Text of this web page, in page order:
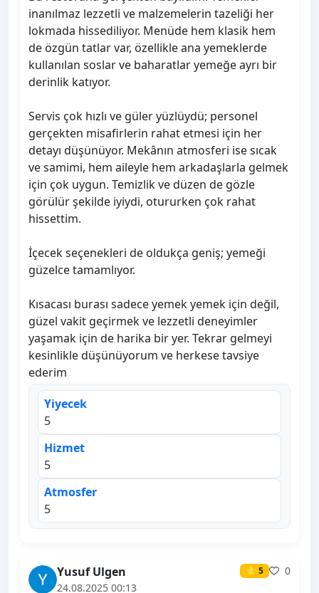
inanılmaz lezzetli ve malzemelerin tazeliği her
lokmada hissediliyor. Menüde hem klasik hem
de özgün tatlar var, özellikle ana yemeklerde
kullanılan soslar ve baharatlar yemeğe ayrı bir
derinlik katıyor.
Servis çok hızlı ve güler yüzlüydü; personel
gerçekten misafirlerin rahat etmesi için her
detayı düşünüyor. Mekânın atmosferi ise sıcak
ve samimi, hem aileyle hem arkadaşlarla gelmek
için çok uygun. Temizlik ve düzen de gözle
görülür şekilde iyiydi, otururken çok rahat
hissettim.
İçecek seçenekleri de oldukça geniş; yemeği
güzelce tamamlıyor.
Kısacası burası sadece yemek yemek için değil,
güzel vakit geçirmek ve lezzetli deneyimler
yaşamak için de harika bir yer. Tekrar gelmeyi
kesinlikle düşünüyorum ve herkese tavsiye
ederim
Yiyecek
5
Hizmet
5
Atmosfer
5
Yusuf Ulgen ⭐ 5
0
24.08.2025 00:13